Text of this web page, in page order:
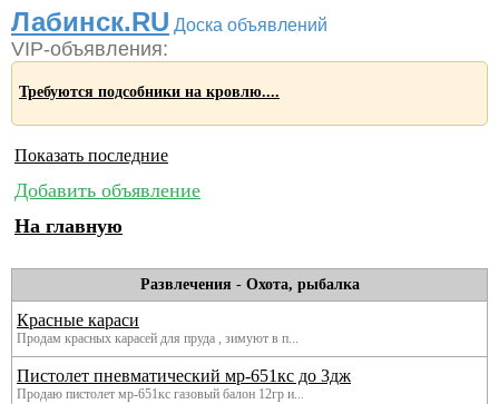
Лабинск.RU Доска объявлений
VIP-объявления:
Требуются подсобники на кровлю....
Показать последние
Добавить объявление
На главную
Развлечения - Охота, рыбалка
Красные караси
Продам красных карасей для пруда , зимуют в п...
Пистолет пневматический мр-651кс до 3дж
Продаю пистолет мр-651кс газовый балон 12гр и...